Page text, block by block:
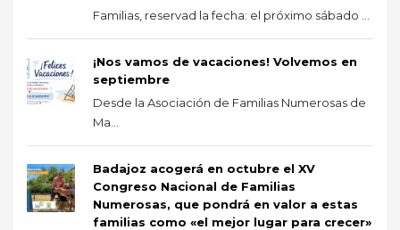
Familias, reservad la fecha: el próximo sábado ...
¡Nos vamos de vacaciones! Volvemos en
septiembre
Desde la Asociación de Familias Numerosas de
Ma...
Badajoz acogerá en octubre el XV
Congreso Nacional de Familias
Numerosas, que pondrá en valor a estas
familias como «el mejor lugar para crecer»